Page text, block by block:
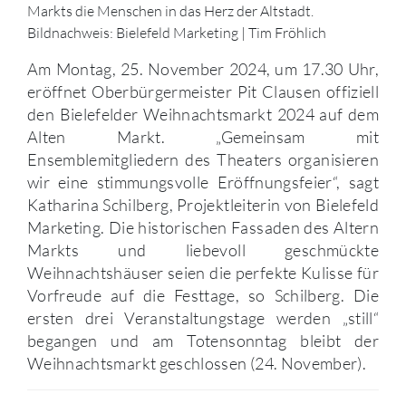
Markts die Menschen in das Herz der Altstadt.
Bildnachweis: Bielefeld Marketing | Tim Fröhlich
Am Montag, 25. November 2024, um 17.30 Uhr,
eröffnet Oberbürgermeister Pit Clausen offiziell
den Bielefelder Weihnachtsmarkt 2024 auf dem
Alten Markt. „Gemeinsam mit
Ensemblemitgliedern des Theaters organisieren
wir eine stimmungsvolle Eröffnungsfeier“, sagt
Katharina Schilberg, Projektleiterin von Bielefeld
Marketing. Die historischen Fassaden des Altern
Markts und liebevoll geschmückte
Weihnachtshäuser seien die perfekte Kulisse für
Vorfreude auf die Festtage, so Schilberg. Die
ersten drei Veranstaltungstage werden „still“
begangen und am Totensonntag bleibt der
Weihnachtsmarkt geschlossen (24. November).